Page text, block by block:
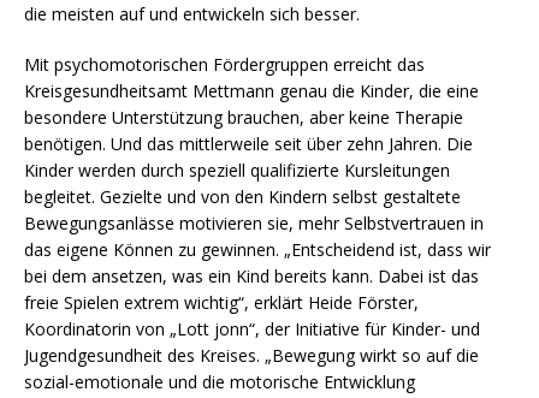
die meisten auf und entwickeln sich besser.
Mit psychomotorischen Fördergruppen erreicht das
Kreisgesundheitsamt Mettmann genau die Kinder, die eine
besondere Unterstützung brauchen, aber keine Therapie
benötigen. Und das mittlerweile seit über zehn Jahren. Die
Kinder werden durch speziell qualifizierte Kursleitungen
begleitet. Gezielte und von den Kindern selbst gestaltete
Bewegungsanlässe motivieren sie, mehr Selbstvertrauen in
das eigene Können zu gewinnen. „Entscheidend ist, dass wir
bei dem ansetzen, was ein Kind bereits kann. Dabei ist das
freie Spielen extrem wichtig“, erklärt Heide Förster,
Koordinatorin von „Lott jonn“, der Initiative für Kinder- und
Jugendgesundheit des Kreises. „Bewegung wirkt so auf die
sozial-emotionale und die motorische Entwicklung